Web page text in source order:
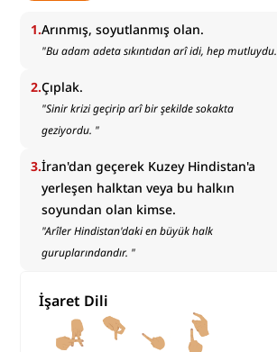
1.Arınmış, soyutlanmış olan.
"Bu adam adeta sıkıntıdan arî idi, hep mutluydu.
2.Çıplak.
"Sinir krizi geçirip arî bir şekilde sokakta
geziyordu. "
3.İran'dan geçerek Kuzey Hindistan'a
yerleşen halktan veya bu halkın
soyundan olan kimse.
"Arîler Hindistan'daki en büyük halk
guruplarındandır. "
İşaret Dili